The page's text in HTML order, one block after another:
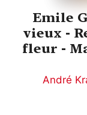
Emile
vieux -
fleur -
André